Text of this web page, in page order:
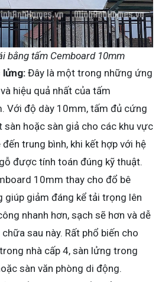
bằng tấm Cemboard 10mm
lửng: Đây là một trong những ứng
hiệu quả nhất của tấm
Với độ dày 10mm, tấm đủ cứng
sàn hoặc sàn giả cho các khu vực
trung bình, khi kết hợp với hệ
được tính toán đúng kỹ thuật.
10mm thay cho đổ bê
giúp giảm đáng kể tải trọng lên
nhanh hơn, sạch sẽ hơn và dễ
sau này. Rất phổ biến cho
nhà cấp 4, sàn lửng trong
sàn văn phòng di động.